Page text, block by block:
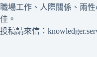
職場工作、人際關係、兩
佳。
投稿請來信：